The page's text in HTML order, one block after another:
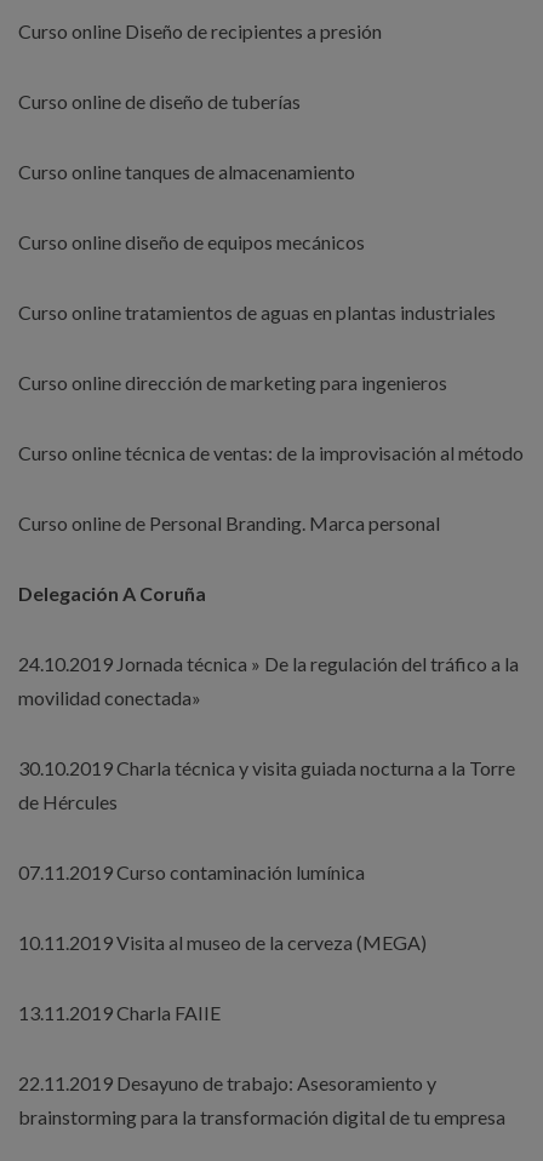
Curso online Diseño de recipientes a presión
Curso online de diseño de tuberías
Curso online tanques de almacenamiento
Curso online diseño de equipos mecánicos
Curso online tratamientos de aguas en plantas industriales
Curso online dirección de marketing para ingenieros
Curso online técnica de ventas: de la improvisación al método
Curso online de Personal Branding. Marca personal
Delegación A Coruña
24.10.2019 Jornada técnica » De la regulación del tráfico a la
movilidad conectada»
30.10.2019 Charla técnica y visita guiada nocturna a la Torre
de Hércules
07.11.2019 Curso contaminación lumínica
10.11.2019 Visita al museo de la cerveza (MEGA)
13.11.2019 Charla FAIIE
22.11.2019 Desayuno de trabajo: Asesoramiento y
brainstorming para la transformación digital de tu empresa